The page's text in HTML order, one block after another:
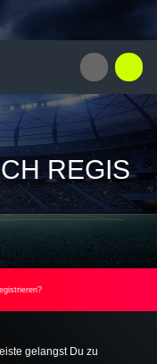
REGIS
gelangst Du zu